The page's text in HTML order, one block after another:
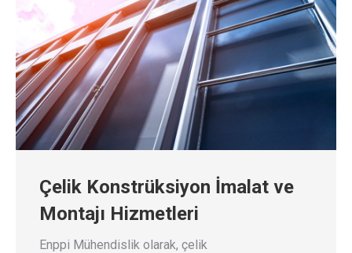
Çelik Konstrüksiyon İmalat ve
Montajı Hizmetleri
Enppi Mühendislik olarak, çelik